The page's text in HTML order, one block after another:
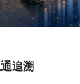
追溯